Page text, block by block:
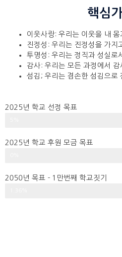
핵심
이웃사랑: 우리는 이웃을 내 몸
진정성: 우리는 진정성을 가지
투명성: 우리는 정직과 성실로
감사: 우리는 모든 과정에서 감
섬김; 우리는 겸손한 섬김으로
2025년 학교 선정 목표
2025년 학교 후원 모금 목표
2050년 목표 - 1만번째 학교짓기